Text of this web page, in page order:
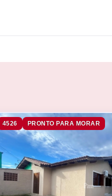
4526 PRONTO PARA MORAR